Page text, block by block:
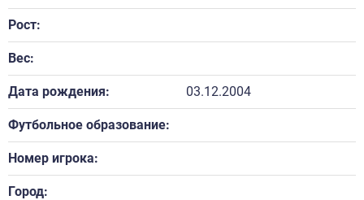
Рост:
Вес:
Дата рождения: 03.12.2004
Футбольное образование:
Номер игрока:
Город: